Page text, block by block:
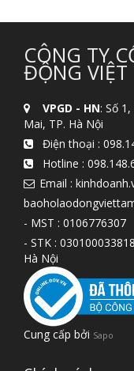
CÔNG TY
ĐỘNG VIỆT
VPGD - HN: Số
Mai, TP. Hà Nội
Điện thoại :
Hotline :
Email :
- MST : 0106776307
- STK :
Hà Nội
Cung cấp bởi Sapo